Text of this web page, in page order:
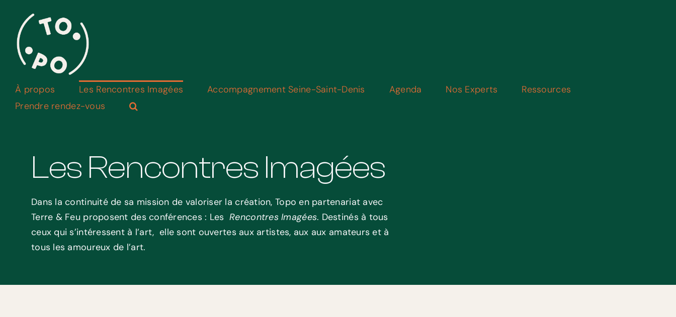
content
À propos Les Rencontres Imagées Accompagnement Seine-Saint-Denis Agenda Nos Experts
Ressources
Prendre rendez-vous
Les Rencontres Imagées
Dans la continuité de sa mission de valoriser la création, Topo en partenariat avec
Terre & Feu proposent des conférences : Les Rencontres Imagées. Destinés à tous
ceux qui s’intéressent à l’art, elle sont ouvertes aux artistes, aux aux amateurs et à
tous les amoureux de l’art.